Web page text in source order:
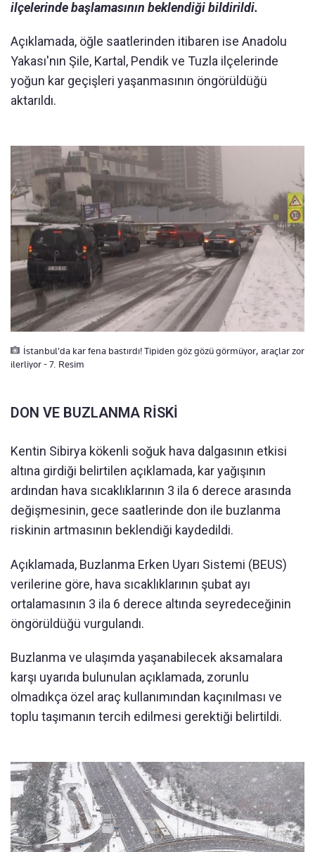
ilçelerinde başlamasının beklendiği bildirildi.
Açıklamada, öğle saatlerinden itibaren ise Anadolu
Yakası'nın Şile, Kartal, Pendik ve Tuzla ilçelerinde
yoğun kar geçişleri yaşanmasının öngörüldüğü
aktarıldı.
İstanbul'da kar fena bastırdı! Tipiden göz gözü görmüyor, araçlar zor
ilerliyor - 7. Resim
DON VE BUZLANMA RİSKİ
Kentin Sibirya kökenli soğuk hava dalgasının etkisi
altına girdiği belirtilen açıklamada, kar yağışının
ardından hava sıcaklıklarının 3 ila 6 derece arasında
değişmesinin, gece saatlerinde don ile buzlanma
riskinin artmasının beklendiği kaydedildi.
Açıklamada, Buzlanma Erken Uyarı Sistemi (BEUS)
verilerine göre, hava sıcaklıklarının şubat ayı
ortalamasının 3 ila 6 derece altında seyredeceğinin
öngörüldüğü vurgulandı.
Buzlanma ve ulaşımda yaşanabilecek aksamalara
karşı uyarıda bulunulan açıklamada, zorunlu
olmadıkça özel araç kullanımından kaçınılması ve
toplu taşımanın tercih edilmesi gerektiği belirtildi.